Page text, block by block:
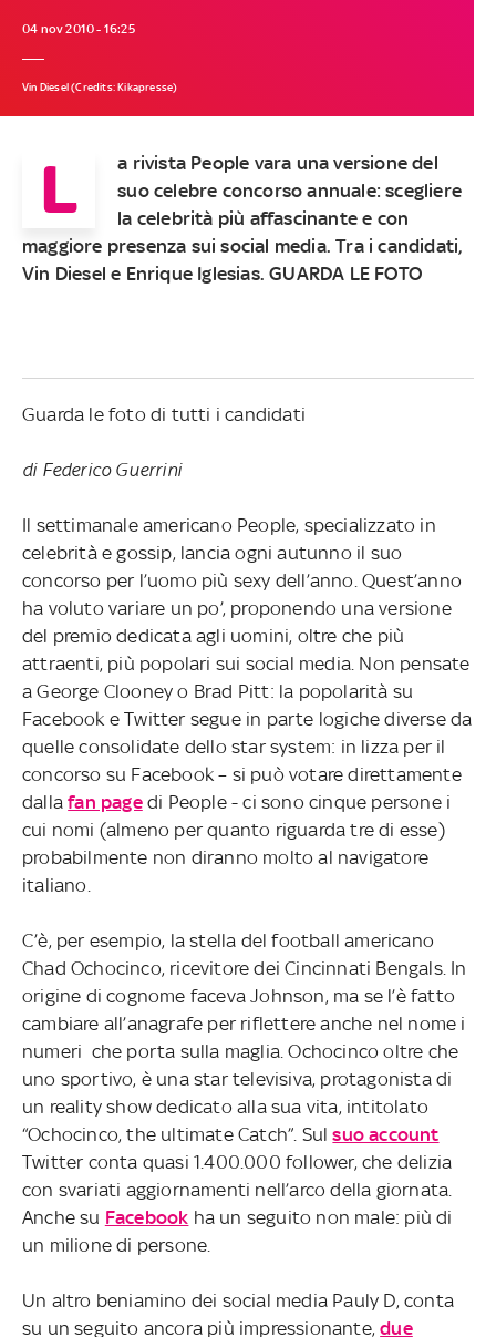
04 nov 2010 - 16:25
Vin Diesel (Credits: Kikapresse)
L
a rivista People vara una versione del
suo celebre concorso annuale: scegliere
la celebrità più affascinante e con
maggiore presenza sui social media. Tra i candidati,
Vin Diesel e Enrique Iglesias. GUARDA LE FOTO
Guarda le foto di tutti i candidati
di Federico Guerrini
Il settimanale americano People, specializzato in
celebrità e gossip, lancia ogni autunno il suo
concorso per l’uomo più sexy dell’anno. Quest’anno
ha voluto variare un po’, proponendo una versione
del premio dedicata agli uomini, oltre che più
attraenti, più popolari sui social media. Non pensate
a George Clooney o Brad Pitt: la popolarità su
Facebook e Twitter segue in parte logiche diverse da
quelle consolidate dello star system: in lizza per il
concorso su Facebook – si può votare direttamente
dallafan pagedi People - ci sono cinque persone i
cui nomi (almeno per quanto riguarda tre di esse)
probabilmente non diranno molto al navigatore
italiano.
C’è, per esempio, la stella del football americano
Chad Ochocinco, ricevitore dei Cincinnati Bengals. In
origine di cognome faceva Johnson, ma se l’è fatto
cambiare all’anagrafe per riflettere anche nel nome i
numeri che porta sulla maglia. Ochocinco oltre che
uno sportivo, è una star televisiva, protagonista di
un reality show dedicato alla sua vita, intitolato
“Ochocinco, the ultimate Catch”. Sulsuo account
Twitter conta quasi 1.400.000 follower, che delizia
con svariati aggiornamenti nell’arco della giornata.
Anche su Facebook ha un seguito non male: più di
un milione di persone.
Un altro beniamino dei social media Pauly D, conta
su un seguito ancora più impressionante,due